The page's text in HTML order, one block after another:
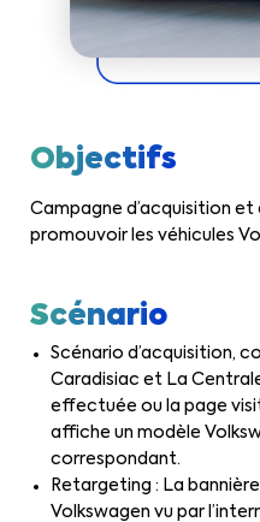
Objectifs
Campagne d’acquisition
promouvoir les véhicules
Scénario
Scénario d’acquisition,
Caradisiac et La
effectuée ou la page
affiche un modèle
correspondant.
Retargeting : La
Volkswagen vu par